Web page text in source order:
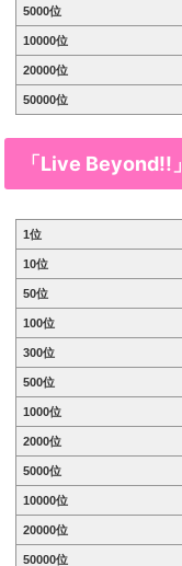
5000位
10000位
20000位
50000位
「Live Beyond!!」
1位
10位
50位
100位
300位
500位
1000位
2000位
5000位
10000位
20000位
50000位